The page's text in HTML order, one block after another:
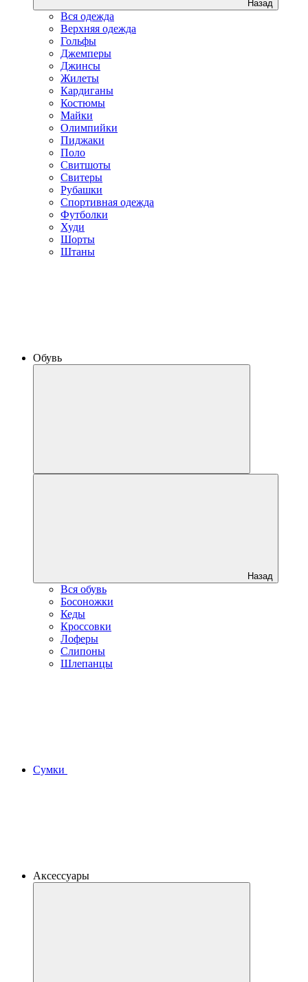
Назад
Вся одежда
Верхняя одежда
Гольфы
Джемперы
Джинсы
Жилеты
Кардиганы
Костюмы
Майки
Олимпийки
Пиджаки
Поло
Свитшоты
Свитеры
Рубашки
Спортивная одежда
Футболки
Худи
Шорты
Штаны
Обувь
Назад
Вся обувь
Босоножки
Кеды
Кроссовки
Лоферы
Слипоны
Шлепанцы
Сумки
Аксессуары